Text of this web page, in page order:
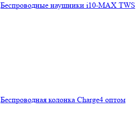
Беспроводные наушники i10-MAX TWS
Беспроводная колонка Charge4 оптом